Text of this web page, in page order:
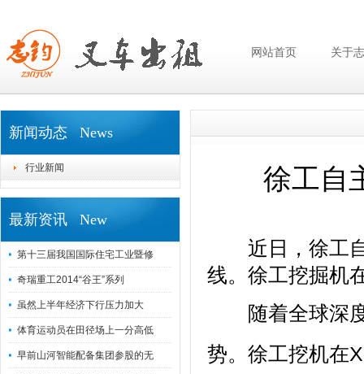
网站首页 关于
新闻动态 News
行业新闻
最新资讯 New
第十三届我国国际住宅工业暨修
奇瑞重工2014“谷王”系列
虽然上半年经济下行压力加大
体育运动员在田径场上一分高低
早前山河智能配备集团参股的无
徐工自
近日，徐工自
线。徐工挖掘机
随着全球深度
势。徐工挖机在